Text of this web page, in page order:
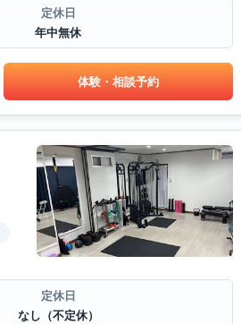
定休日
年中無休
体験・相談予約
定休日
なし（不定休）